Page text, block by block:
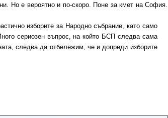
Но е вероятно и по-скоро. Поне за кмет на София.
изборите за Народно събрание, като само
сериозен въпрос, на който БСП следва сама
следва да отбележим, че и допреди изборите